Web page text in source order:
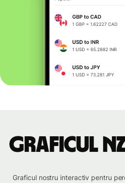
Graficul
Graficul nostru interactiv pentru